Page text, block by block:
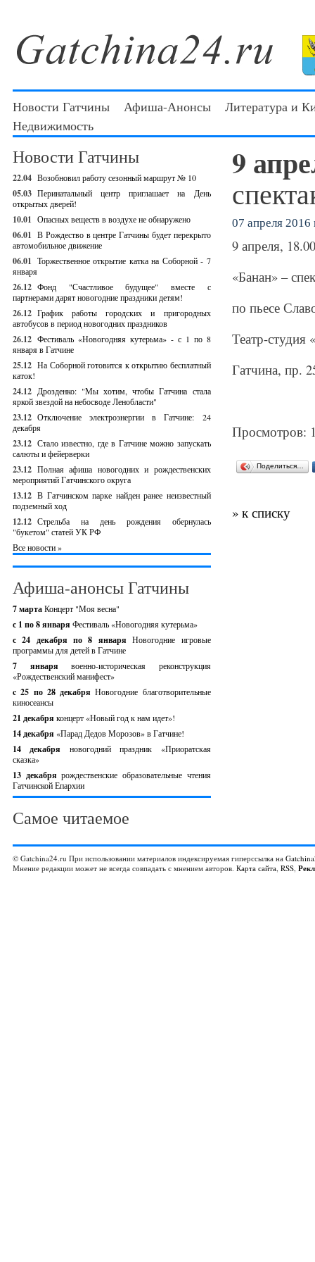
Новости Гатчины Афиша-Анонсы
Литература и
Недвижимость
Новости Гатчины
22.04 Возобновил работу сезонный маршрут № 10
05.03 Перинатальный центр приглашает на День
открытых дверей!
10.01 Опасных веществ в воздухе не обнаружено
06.01 В Рождество в центре Гатчины будет перекрыто
автомобильное движение
06.01 Торжественное открытие катка на Соборной - 7
января
26.12 Фонд "Счастливое будущее" вместе с
партнерами дарят новогодние праздники детям!
26.12 График работы городских и пригородных
автобусов в период новогодних праздников
26.12 Фестиваль «Новогодняя кутерьма» - с 1 по 8
января в Гатчине
25.12 На Соборной готовится к открытию бесплатный
каток!
24.12 Дрозденко: "Мы хотим, чтобы Гатчина стала
яркой звездой на небосводе Ленобласти"
23.12 Отключение электроэнергии в Гатчине: 24
декабря
23.12 Стало известно, где в Гатчине можно запускать
салюты и фейерверки
23.12 Полная афиша новогодних и рождественских
мероприятий Гатчинского округа
13.12 В Гатчинском парке найден ранее неизвестный
подземный ход
12.12 Стрельба на день рождения обернулась
"букетом" статей УК РФ
Все новости »
Афиша-анонсы Гатчины
7 мартаКонцерт "Моя весна"
с 1 по 8 января Фестиваль «Новогодняя кутерьма»
с 24 декабря по 8 январяНовогодние игровые
программы для детей в Гатчине
7 январявоенно-историческая реконструкция
«Рождественский манифест»
c 25 по 28 декабряНовогодние благотворительные
киносеансы
21 декабря концерт «Новый год к нам идет»!
14 декабря «Парад Дедов Морозов» в Гатчине!
14 декабря новогодний праздник «Приоратская
сказка»
13 декабрярождественские образовательные чтения
Гатчинской Епархии
Самое читаемое
9
07 апреля 2016
9 апреля,
«Банан» –
по пьесе
Театр-студия
Гатчина, пр.
Просмотров:
Поделиться…
» к списку
© Gatchina24.ru При использовании материалов индексируемая гиперссылка на
Мнение редакции может не всегда совпадать с мнением авторов. Карта сайта, RSS,